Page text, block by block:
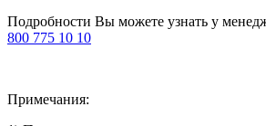
Подробности Вы можете узнать у
800 775 10 10
Примечания: